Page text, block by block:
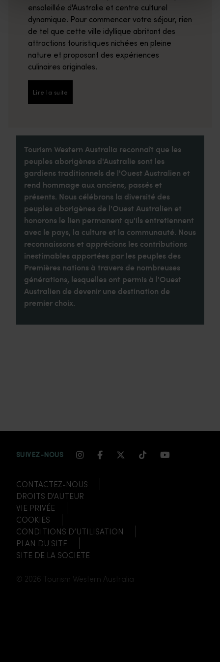
ensoleillée d'Australie et centre culturel
dynamique. Pour commencer votre séjour, rien
de tel que cette ville idyllique abritant des
attractions touristiques nichées en pleine
nature et proposant des expériences
culinaires originales.
Lire la suite
Lire la suite
Tourism Western Australia reconnaît que les
peuples aborigènes d'Australie sont les
gardiens traditionnels de l'Ouest Australien et
rend hommage aux anciens, passés et
présents. Nous célébrons la diversité des
peuples aborigènes de l'Ouest Australien et
honorons le lien permanent qu'ils entretiennent
avec le pays, la culture et la communauté. Nous
reconnaissons et apprécions les contributions
inestimables apportées par les peuples des
Premières nations à travers de nombreuses
générations, lesquelles ont permis à l'Ouest
Australien de devenir une destination de
premier choix.
SUIVEZ-NOUS INSTAGRAM CHANNEL LINK
FACEBOOK CHANNEL LINK
TWITTER CHANNEL
TIKTOKYOUTUBE
CONTACTEZ-NOUS
DROITS D'AUTEUR
VIE PRIVÉE
COOKIES
CONDITIONS D’UTILISATION
PLAN DU SITE
SITE DE LA SOCIETE
© 2026 Tourism Western Australia